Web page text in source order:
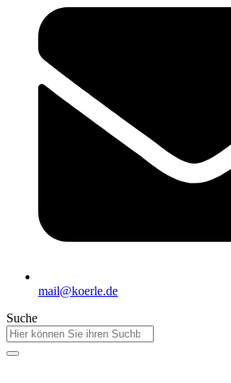
mail@koerle.de
Suche